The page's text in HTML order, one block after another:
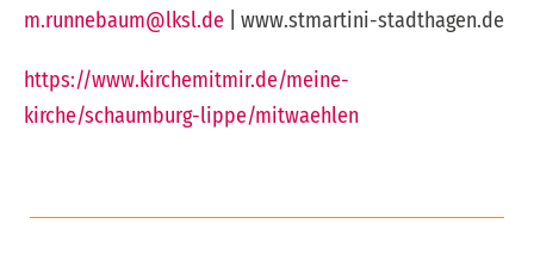
m.runnebaum@lksl.de | www.stmartini-stadthagen.de
https://www.kirchemitmir.de/meine-
kirche/schaumburg-lippe/mitwaehlen